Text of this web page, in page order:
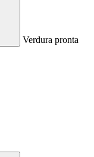
Verdura pronta